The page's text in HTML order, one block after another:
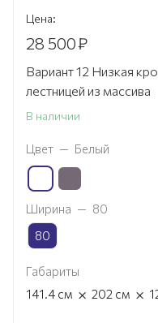
Цена:
28 500₽
Вариант 12 Низкая
лестницей из массива
В наличии
Цвет — Белый
Ширина — 80
80
Габариты
141.4 см × 202 см ×